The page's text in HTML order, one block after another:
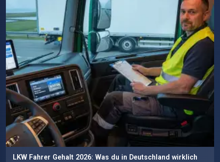
LKW Fahrer Gehalt 2026: Was du in Deutschland wirklich